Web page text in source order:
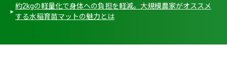
約2kgの軽量化で身体への負担を軽減。大規模農家がオススメ
する水稲育苗マットの魅力とは